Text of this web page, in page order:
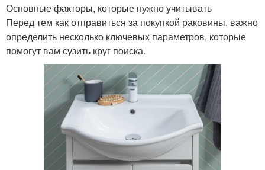
Основные факторы, которые нужно учитывать
Перед тем как отправиться за покупкой раковины, важно
определить несколько ключевых параметров, которые
помогут вам сузить круг поиска.